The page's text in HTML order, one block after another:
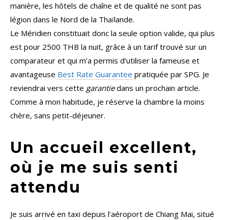
manière, les hôtels de chaîne et de qualité ne sont pas
légion dans le Nord de la Thaïlande.
Le Méridien constituait donc la seule option valide, qui plus
est pour 2500 THB la nuit, grâce à un tarif trouvé sur un
comparateur et qui m’a permis d’utiliser la fameuse et
avantageuse Best Rate Guarantee pratiquée par SPG. Je
reviendrai vers cette garantiedans un prochain article.
Comme à mon habitude, je réserve la chambre la moins
chère, sans petit-déjeuner.
Un accueil excellent,
où je me suis senti
attendu
Je suis arrivé en taxi depuis l’aéroport de Chiang Mai, situé